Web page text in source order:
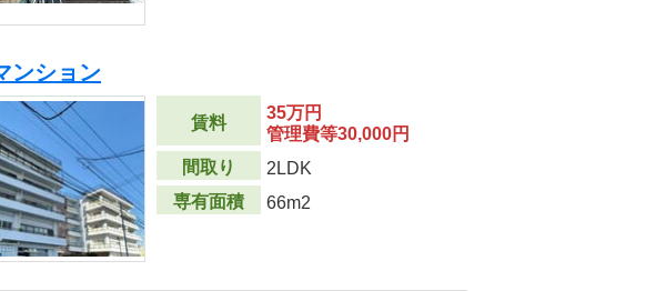
ンション
賃料
35万円
管理費等30,000円
間取り
2LDK
専有面積
66m2